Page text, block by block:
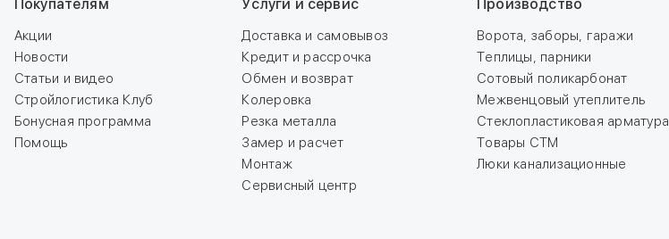
Покупателям
Акции
Новости
Статьи и видео
Стройлогистика Клуб
Бонусная программа
Помощь
Услуги и сервис
Доставка и самовывоз
Кредит и рассрочка
Обмен и возврат
Колеровка
Резка металла
Замер и расчет
Монтаж
Сервисный центр
Производство
Ворота, заборы, гаражи
Теплицы, парники
Сотовый поликарбонат
Межвенцовый утеплитель
Стеклопластиковая арматура
Товары СТМ
Люки канализационные